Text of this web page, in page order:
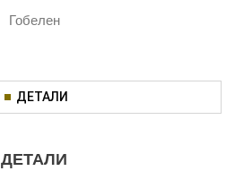
Гобелен
ДЕТАЛИ
ДЕТАЛИ